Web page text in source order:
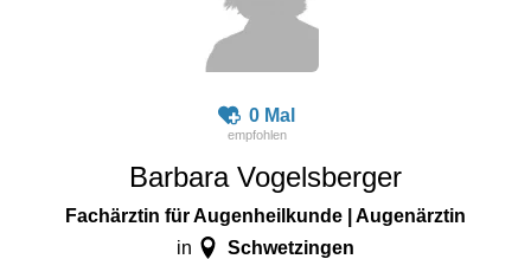
0 Mal
Barbara Vogelsberger
Fachärztin für Augenheilkunde | Augenärztin
in Schwetzingen